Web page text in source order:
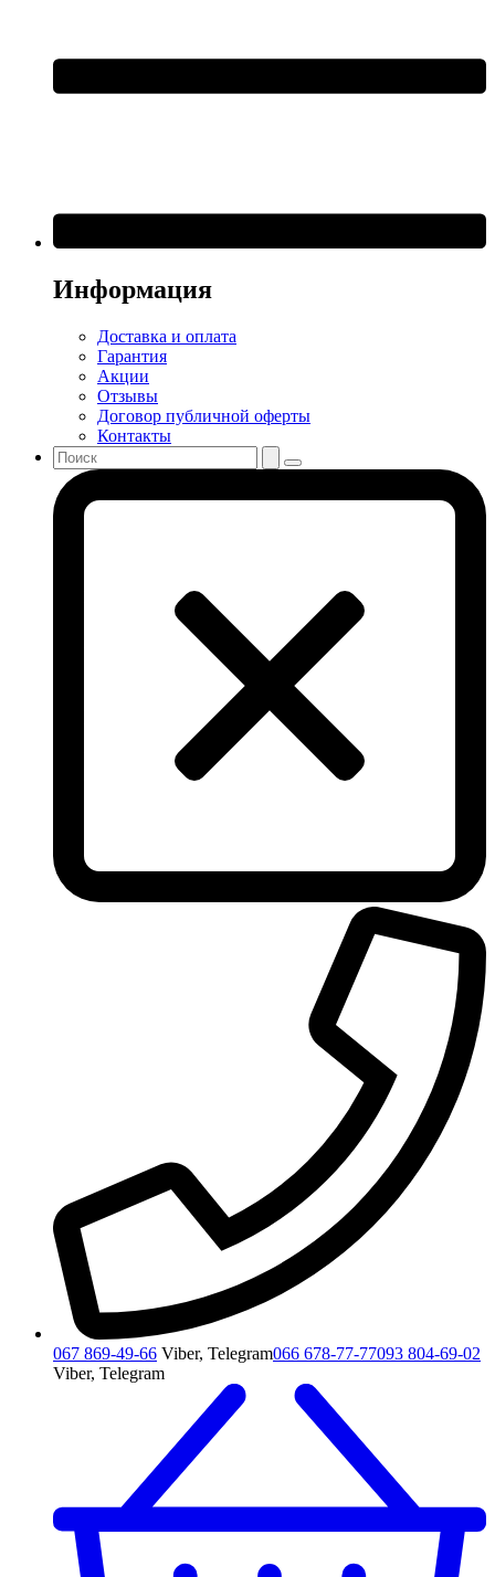
Информация
Доставка и оплата
Гарантия
Акции
Отзывы
Договор публичной оферты
Контакты
067 869-49-66 Viber, Telegram066 678-77-77093 804-69-02
Viber, Telegram